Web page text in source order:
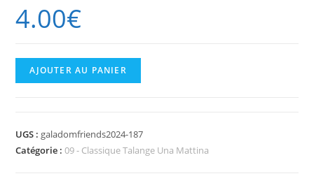
4.00€
quantité
de
260524-
187.jpg
AJOUTER AU PANIER
UGS : galadomfriends2024-187
Catégorie :09 - Classique Talange Una Mattina